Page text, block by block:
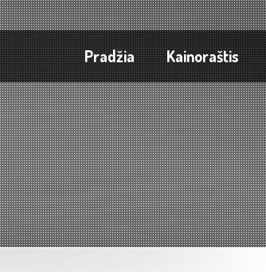
Pradžia Kainoraštis